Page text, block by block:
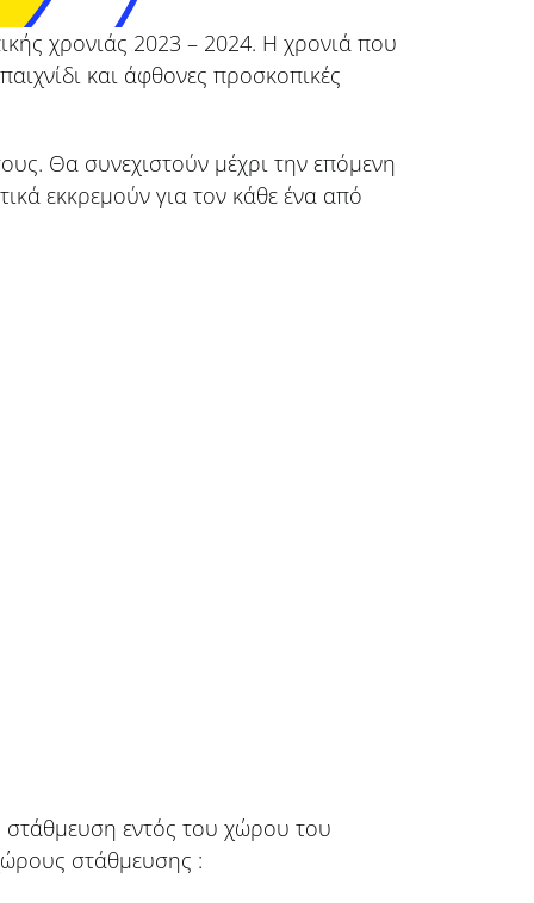
χρονιάς 2023 – 2024. Η χρονιά που
και άφθονες προσκοπικές
Θα συνεχιστούν μέχρι την επόμενη
εκκρεμούν για τον κάθε ένα από
στάθμευση εντός του χώρου του
στάθμευσης :